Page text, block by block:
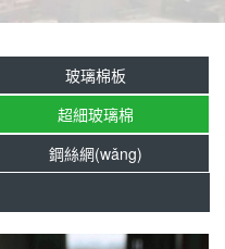
玻璃棉板
超細玻璃棉
鋼絲網(wǎng)